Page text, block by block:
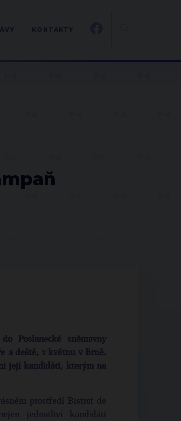
Poslanecké sněmovny
a deště, v květnu v Brně.
její kandidáti, kterým na
prostředí Bistrot de
jednotliví kandidáti